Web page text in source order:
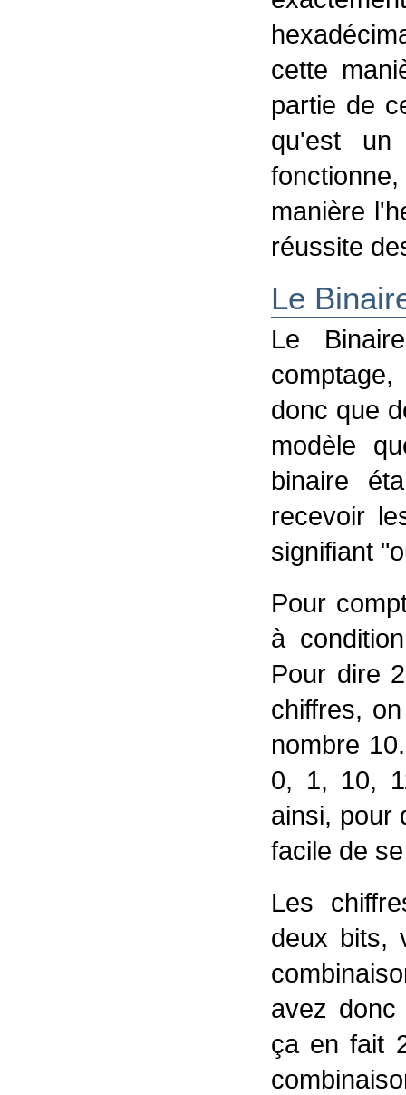
cette
partie de
qu'est
manière
réussite
Le
Le
donc que
modèle
binaire
recevoir
signifiant
Pour
à
Pour dire
chiffres,
nombre
0, 1, 10,
ainsi, pour
facile de
Les
deux bits,
avez
ça en fait